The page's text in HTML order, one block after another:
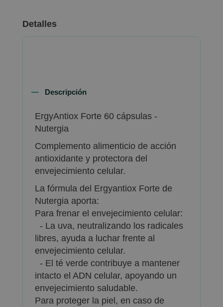
Detalles
Descripción
ErgyAntiox Forte 60 cápsulas -
Nutergia
Complemento alimenticio de acción
antioxidante y protectora del
envejecimiento celular.
La fórmula del Ergyantiox Forte de
Nutergia aporta:
Para frenar el envejecimiento celular:
- La uva, neutralizando los radicales
libres, ayuda a luchar frente al
envejecimiento celular.
- El té verde contribuye a mantener
intacto el ADN celular, apoyando un
envejecimiento saludable.
Para proteger la piel, en caso de